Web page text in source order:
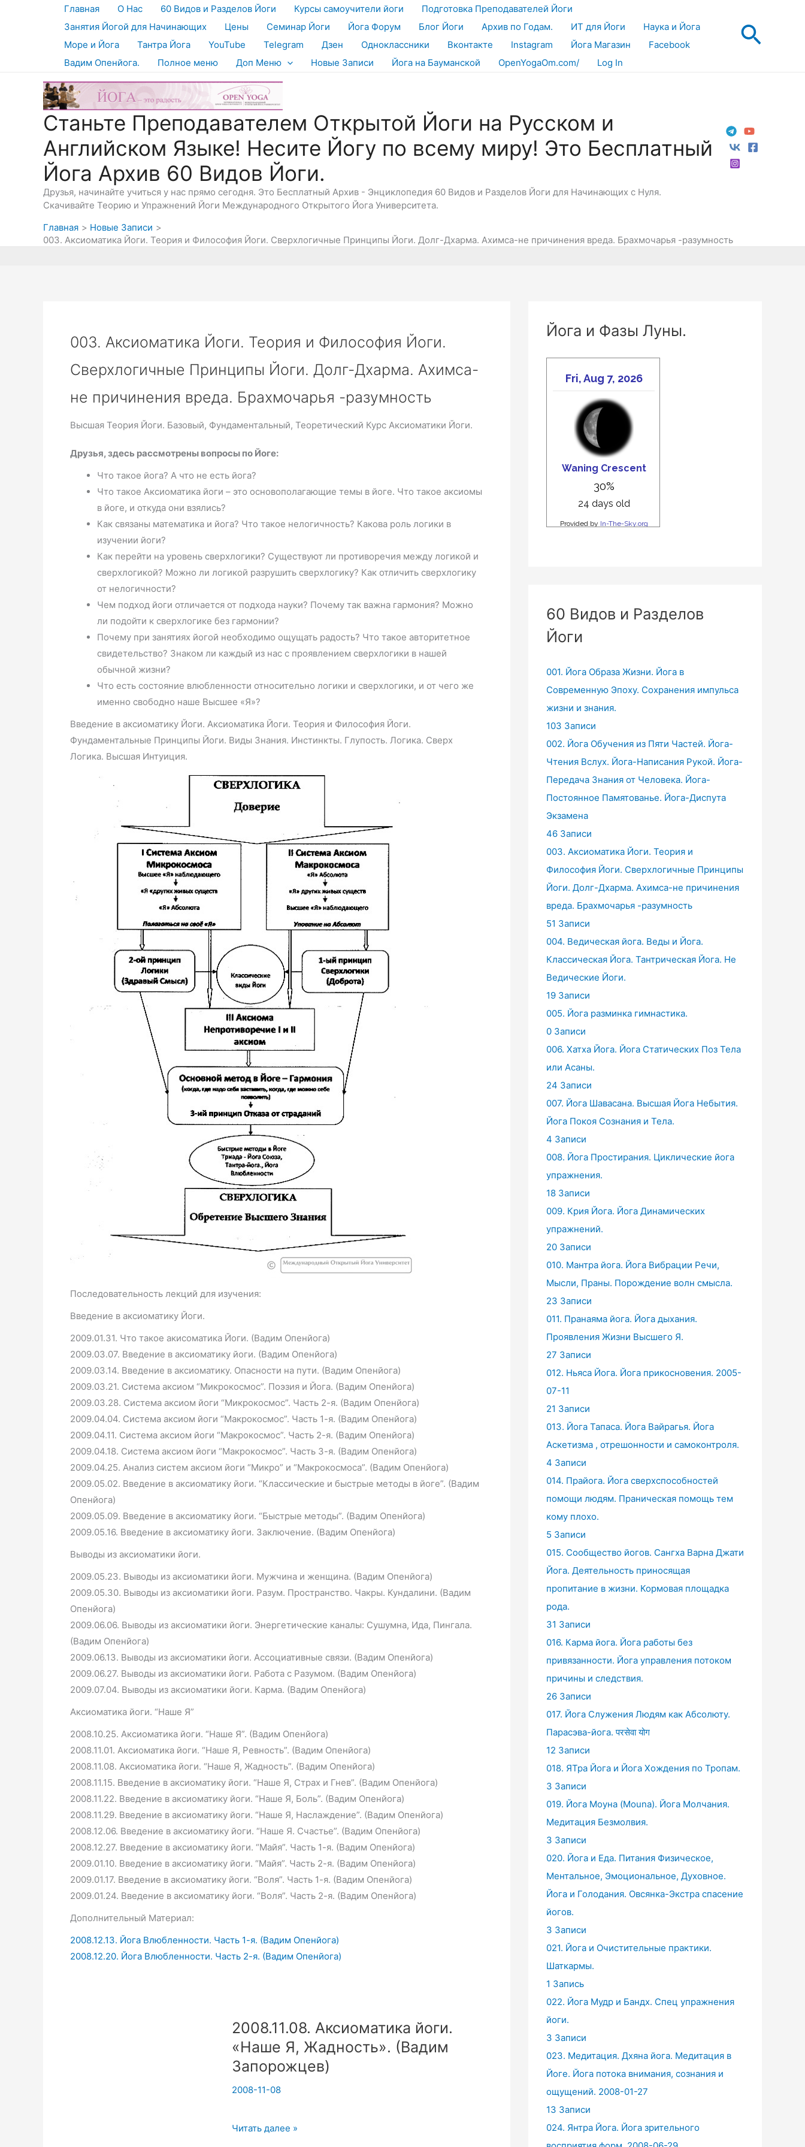
Главная О Нас 60 Видов и Разделов Йоги Курсы самоучители йоги
Подготовка Преподавателей Йоги
Занятия Йогой для Начинающих
Цены Семинар Йоги Йога Форум Блог Йоги Архив по Годам. ИТ для Йоги
Наука и Йога
Море и Йога
Тантра Йога YouTube Telegram Дзен Одноклассники Вконтакте Instagram Йога Магазин
Facebook
Вадим Опенйога.
Полное меню Доп Меню Новые Записи Йога на Бауманской OpenYogaOm.com/ Log In
Станьте Преподавателем Открытой Йоги на Русском и
Английском Языке! Несите Йогу по всему миру! Это Бесплатный
Йога Архив 60 Видов Йоги.
Друзья, начинайте учиться у нас прямо сегодня. Это Бесплатный Архив - Энциклопедия 60 Видов и Разделов Йоги для Начинающих с Нуля.
Скачивайте Теорию и Упражнений Йоги Международного Открытого Йога Университета.
Главная
Новые Записи
003. Аксиоматика Йоги. Теория и Философия Йоги. Сверхлогичные Принципы Йоги. Долг-Дхарма. Ахимса-не причинения вреда. Брахмочарья -разумность
003. Аксиоматика Йоги. Теория и Философия Йоги.
Сверхлогичные Принципы Йоги. Долг-Дхарма. Ахимса-
не причинения вреда. Брахмочарья -разумность
Высшая Теория Йоги. Базовый, Фундаментальный, Теоретический Курс Аксиоматики Йоги.
Друзья, здесь рассмотрены вопросы по Йоге:
Что такое йога? А что не есть йога?
Что такое Аксиоматика йоги – это основополагающие темы в йоге. Что такое аксиомы
в йоге, и откуда они взялись?
Как связаны математика и йога? Что такое нелогичность? Какова роль логики в
изучении йоги?
Как перейти на уровень сверхлогики? Существуют ли противоречия между логикой и
сверхлогикой? Можно ли логикой разрушить сверхлогику? Как отличить сверхлогику
от нелогичности?
Чем подход йоги отличается от подхода науки? Почему так важна гармония? Можно
ли подойти к сверхлогике без гармонии?
Почему при занятиях йогой необходимо ощущать радость? Что такое авторитетное
свидетельство? Знаком ли каждый из нас с проявлением сверхлогики в нашей
обычной жизни?
Что есть состояние влюбленности относительно логики и сверхлогики, и от чего же
именно свободно наше Высшее «Я»?
Введение в аксиоматику Йоги. Аксиоматика Йоги. Теория и Философия Йоги.
Фундаментальные Принципы Йоги. Виды Знания. Инстинкты. Глупость. Логика. Сверх
Логика. Высшая Интуиция.
Последовательность лекций для изучения:
Введение в аксиоматику Йоги.
2009.01.31. Что такое акисоматика Йоги. (Вадим Опенйога)
2009.03.07. Введение в аксиоматику йоги. (Вадим Опенйога)
2009.03.14. Введение в аксиоматику. Опасности на пути. (Вадим Опенйога)
2009.03.21. Система аксиом “Микрокосмос”. Поэзия и Йога. (Вадим Опенйога)
2009.03.28. Система аксиом йоги “Микрокосмос”. Часть 2-я. (Вадим Опенйога)
2009.04.04. Система аксиом йоги “Макрокосмос”. Часть 1-я. (Вадим Опенйога)
2009.04.11. Система аксиом йоги “Макрокосмос”. Часть 2-я. (Вадим Опенйога)
2009.04.18. Система аксиом йоги “Макрокосмос”. Часть 3-я. (Вадим Опенйога)
2009.04.25. Анализ систем аксиом йоги “Микро” и “Макрокосмоса”. (Вадим Опенйога)
2009.05.02. Введение в аксиоматику йоги. “Классические и быстрые методы в йоге”. (Вадим
Опенйога)
2009.05.09. Введение в аксиоматику йоги. “Быстрые методы”. (Вадим Опенйога)
2009.05.16. Введение в аксиоматику йоги. Заключение. (Вадим Опенйога)
Выводы из аксиоматики йоги.
2009.05.23. Выводы из аксиоматики йоги. Мужчина и женщина. (Вадим Опенйога)
2009.05.30. Выводы из аксиоматики йоги. Разум. Пространство. Чакры. Кундалини. (Вадим
Опенйога)
2009.06.06. Выводы из аксиоматики йоги. Энергетические каналы: Сушумна, Ида, Пингала.
(Вадим Опенйога)
2009.06.13. Выводы из аксиоматики йоги. Ассоциативные связи. (Вадим Опенйога)
2009.06.27. Выводы из аксиоматики йоги. Работа с Разумом. (Вадим Опенйога)
2009.07.04. Выводы из аксиоматики йоги. Карма. (Вадим Опенйога)
Аксиоматика йоги. “Наше Я”
2008.10.25. Аксиоматика йоги. “Наше Я”. (Вадим Опенйога)
2008.11.01. Аксиоматика йоги. “Наше Я, Ревность”. (Вадим Опенйога)
2008.11.08. Аксиоматика йоги. “Наше Я, Жадность”. (Вадим Опенйога)
2008.11.15. Введение в аксиоматику йоги. “Наше Я, Страх и Гнев”. (Вадим Опенйога)
2008.11.22. Введение в аксиоматику йоги. “Наше Я, Боль”. (Вадим Опенйога)
2008.11.29. Введение в аксиоматику йоги. “Наше Я, Наслаждение”. (Вадим Опенйога)
2008.12.06. Введение в аксиоматику йоги. “Наше Я. Счастье”. (Вадим Опенйога)
2008.12.27. Введение в аксиоматику йоги. “Майя”. Часть 1-я. (Вадим Опенйога)
2009.01.10. Введение в аксиоматику йоги. “Майя”. Часть 2-я. (Вадим Опенйога)
2009.01.17. Введение в аксиоматику йоги. “Воля”. Часть 1-я. (Вадим Опенйога)
2009.01.24. Введение в аксиоматику йоги. “Воля”. Часть 2-я. (Вадим Опенйога)
Дополнительный Материал:
2008.12.13. Йога Влюбленности. Часть 1-я. (Вадим Опенйога)
2008.12.20. Йога Влюбленности. Часть 2-я. (Вадим Опенйога)
2008.11.08. Аксиоматика йоги.
«Наше Я, Жадность». (Вадим
Запорожцев)
2008-11-08
2008.11.08.
Читать далее »
Йога и Фазы Луны.
60 Видов и Разделов
Йоги
001. Йога Образа Жизни. Йога в
Современную Эпоху. Сохранения импульса
жизни и знания.
103 Записи
002. Йога Обучения из Пяти Частей. Йога-
Чтения Вслух. Йога-Написания Рукой. Йога-
Передача Знания от Человека. Йога-
Постоянное Памятованье. Йога-Диспута
Экзамена
46 Записи
003. Аксиоматика Йоги. Теория и
Философия Йоги. Сверхлогичные Принципы
Йоги. Долг-Дхарма. Ахимса-не причинения
вреда. Брахмочарья -разумность
51 Записи
004. Ведическая йога. Веды и Йога.
Классическая Йога. Тантрическая Йога. Не
Ведические Йоги.
19 Записи
005. Йога разминка гимнастика.
0 Записи
006. Хатха Йога. Йога Статических Поз Тела
или Асаны.
24 Записи
007. Йога Шавасана. Высшая Йога Небытия.
Йога Покоя Сознания и Тела.
4 Записи
008. Йога Простирания. Циклические йога
упражнения.
18 Записи
009. Крия Йога. Йога Динамических
упражнений.
20 Записи
010. Мантра йога. Йога Вибрации Речи,
Мысли, Праны. Порождение волн смысла.
23 Записи
011. Пранаяма йога. Йога дыхания.
Проявления Жизни Высшего Я.
27 Записи
012. Ньяса Йога. Йога прикосновения. 2005-
07-11
21 Записи
013. Йога Тапаса. Йога Вайрагья. Йога
Аскетизма , отрешонности и самоконтроля.
4 Записи
014. Прайога. Йога сверхспособностей
помощи людям. Праническая помощь тем
кому плохо.
5 Записи
015. Сообщество йогов. Сангха Варна Джати
Йога. Деятельность приносящая
пропитание в жизни. Кормовая площадка
рода.
31 Записи
016. Карма йога. Йога работы без
привязанности. Йога управления потоком
причины и следствия.
26 Записи
017. Йога Служения Людям как Абсолюту.
Парасэва-йога. परसेवा योग
12 Записи
018. ЯТра Йога и Йога Хождения по Тропам.
3 Записи
019. Йога Моуна (Mouna). Йога Молчания.
Медитация Безмолвия.
3 Записи
020. Йога и Еда. Питания Физическое,
Ментальное, Эмоциональное, Духовное.
Йога и Голодания. Овсянка-Экстра спасение
йогов.
3 Записи
021. Йога и Очистительные практики.
Шаткармы.
1 Запись
022. Йога Мудр и Бандх. Спец упражнения
йоги.
3 Записи
023. Медитация. Дхяна йога. Медитация в
Йоге. Йога потока внимания, сознания и
ощущений. 2008-01-27
13 Записи
024. Янтра Йога. Йога зрительного